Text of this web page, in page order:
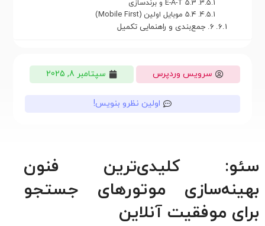
5.3 E-A-T و برندسازی
5.4 موبایل اولین (Mobile First)
6. جمع‌بندی و راهنمایی تکمیل
سرویس وردپرس سپتامبر 8, 2025
اولین نظرو بنویس!
سئو: کلیدی‌ترین فنون
بهینه‌سازی موتورهای جستجو
برای موفقیت آنلاین